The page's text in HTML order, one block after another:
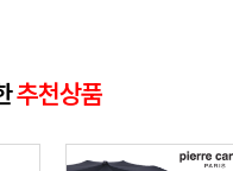
추천상품